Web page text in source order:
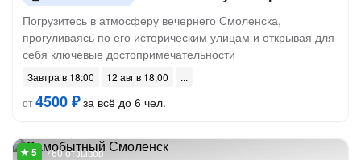
Погрузитесь в атмосферу вечернего Смоленска,
прогуливаясь по его историческим улицам и открывая для
себя ключевые достопримечательности
Завтра в 18:00
12 авг в 18:00
от4500 ₽за всё до 6 чел.
760 отзывов